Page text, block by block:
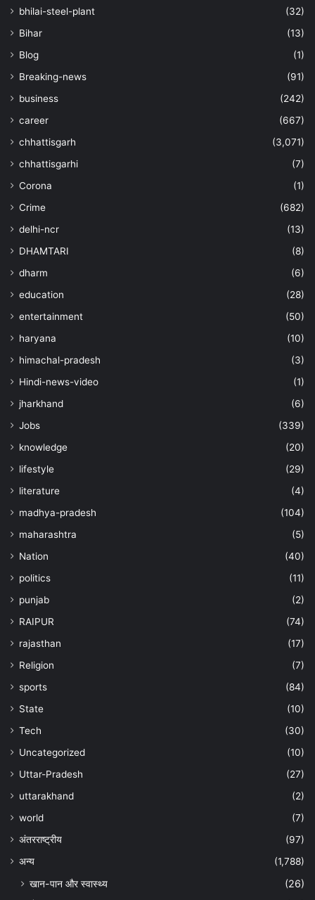
bhilai-steel-plant
(32)
Bihar
(13)
Blog
(1)
Breaking-news
(91)
business
(242)
career
(667)
chhattisgarh
(3,071)
chhattisgarhi
(7)
Corona
(1)
Crime
(682)
delhi-ncr
(13)
DHAMTARI
(8)
dharm
(6)
education
(28)
entertainment
(50)
haryana
(10)
himachal-pradesh
(3)
Hindi-news-video
(1)
jharkhand
(6)
Jobs
(339)
knowledge
(20)
lifestyle
(29)
literature
(4)
madhya-pradesh
(104)
maharashtra
(5)
Nation
(40)
politics
(11)
punjab
(2)
RAIPUR
(74)
rajasthan
(17)
Religion
(7)
sports
(84)
State
(10)
Tech
(30)
Uncategorized
(10)
Uttar-Pradesh
(27)
uttarakhand
(2)
world
(7)
अंतरराष्ट्रीय
(97)
अन्‍य
(1,788)
खान-पान और स्वास्थ्य (26)